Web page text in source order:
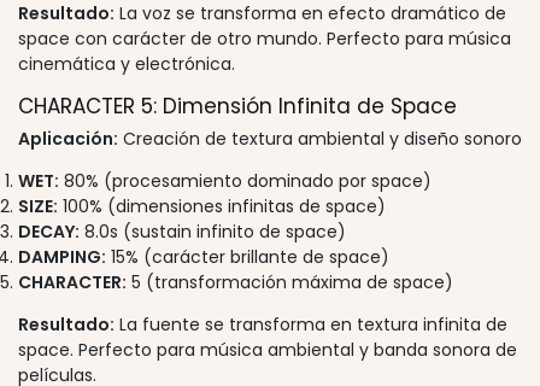
Resultado: La voz se transforma en efecto dramático de
space con carácter de otro mundo. Perfecto para música
cinemática y electrónica.
CHARACTER 5: Dimensión Infinita de Space
Aplicación: Creación de textura ambiental y diseño sonoro
WET: 80% (procesamiento dominado por space)
SIZE: 100% (dimensiones infinitas de space)
DECAY: 8.0s (sustain infinito de space)
DAMPING: 15% (carácter brillante de space)
CHARACTER: 5 (transformación máxima de space)
Resultado: La fuente se transforma en textura infinita de
space. Perfecto para música ambiental y banda sonora de
películas.